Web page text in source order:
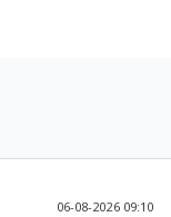
06-08-2026 09:10